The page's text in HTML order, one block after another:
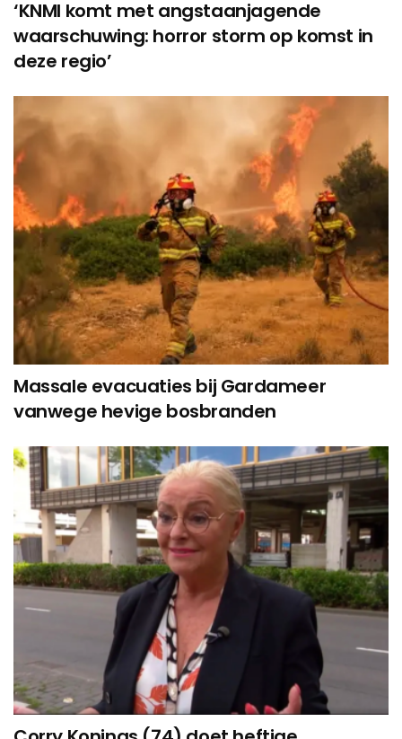
‘KNMI komt met angstaanjagende
waarschuwing: horror storm op komst in
deze regio’
Massale evacuaties bij Gardameer
vanwege hevige bosbranden